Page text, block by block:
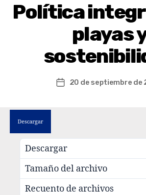
Política
playas
20 de septiembre de
Descargar
Descargar
Tamaño del archivo
Recuento de archivos